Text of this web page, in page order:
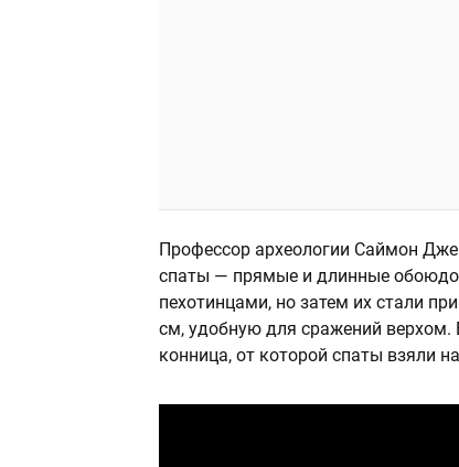
Профессор археологии Саймон
спаты — прямые и длинные
пехотинцами, но затем их стали
см, удобную для сражений верхом.
конница, от которой спаты взяли